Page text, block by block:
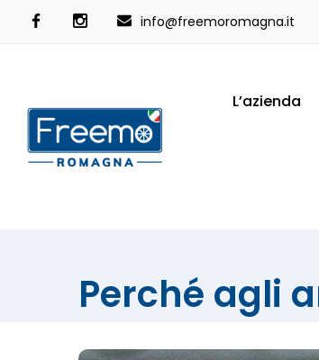
info@freemoromagna.it
L’azienda
Perché agli